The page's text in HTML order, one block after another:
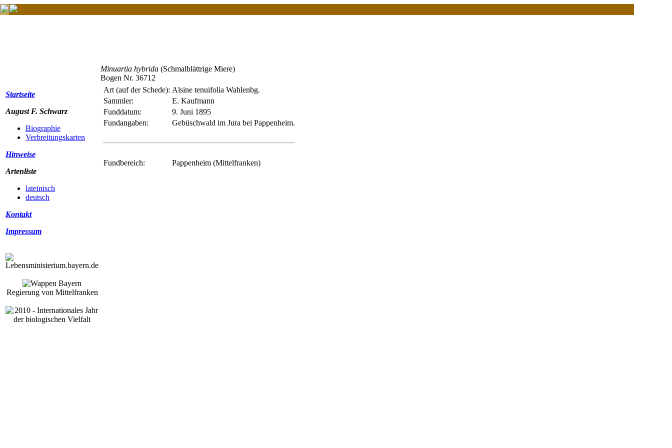
Startseite
August F. Schwarz
Biographie
Verbreitungskarten
Hinweise
Artenliste
lateinisch
deutsch
Kontakt
Impressum
Regierung von Mittelfranken
Minuartia hybrida (Schmalblättrige Miere)
Bogen Nr. 36712
Art (auf der Schede): Alsine tenuifolia Wahlenbg.
Sammler:
E. Kaufmann
Funddatum:
9. Juni 1895
Fundangaben:
Gebüschwald im Jura bei Pappenheim.
Fundbereich: Pappenheim (Mittelfranken)